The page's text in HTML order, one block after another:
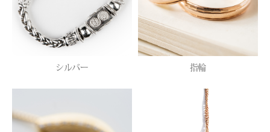
シルバー 指輪